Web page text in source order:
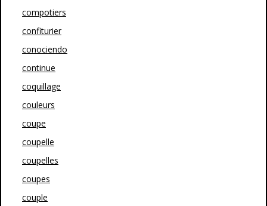
compotiers
confiturier
conociendo
continue
coquillage
couleurs
coupe
coupelle
coupelles
coupes
couple